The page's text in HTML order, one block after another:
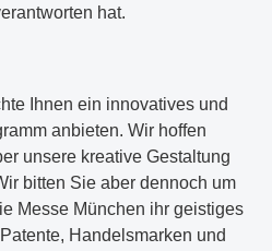
hat.
Ihnen ein innovatives und
anbieten. Wir hoffen
unsere kreative Gestaltung
bitten Sie aber dennoch um
Messe München ihr geistiges
Handelsmarken und